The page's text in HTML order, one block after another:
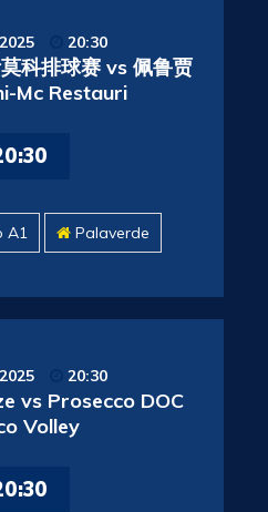
20:30
科排球赛 vs 佩鲁贾
Mc Restauri
A1 Palaverde
20:30
vs Prosecco DOC
Volley